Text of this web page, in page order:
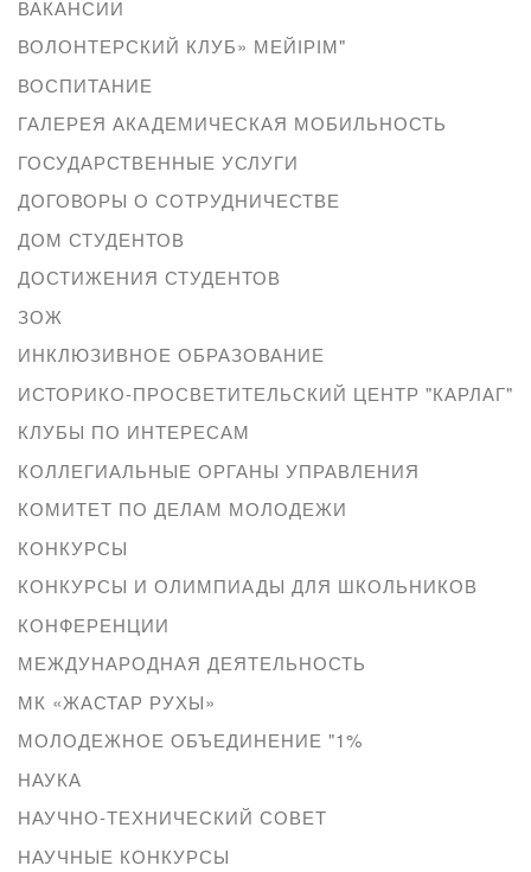
ВАКАНСИИ
ВОЛОНТЕРСКИЙ КЛУБ» МЕЙІРІМ"
ВОСПИТАНИЕ
ГАЛЕРЕЯ АКАДЕМИЧЕСКАЯ МОБИЛЬНОСТЬ
ГОСУДАРСТВЕННЫЕ УСЛУГИ
ДОГОВОРЫ О СОТРУДНИЧЕСТВЕ
ДОМ СТУДЕНТОВ
ДОСТИЖЕНИЯ СТУДЕНТОВ
ЗОЖ
ИНКЛЮЗИВНОЕ ОБРАЗОВАНИЕ
ИСТОРИКО-ПРОСВЕТИТЕЛЬСКИЙ ЦЕНТР "КАРЛАГ"
КЛУБЫ ПО ИНТЕРЕСАМ
КОЛЛЕГИАЛЬНЫЕ ОРГАНЫ УПРАВЛЕНИЯ
КОМИТЕТ ПО ДЕЛАМ МОЛОДЕЖИ
КОНКУРСЫ
КОНКУРСЫ И ОЛИМПИАДЫ ДЛЯ ШКОЛЬНИКОВ
КОНФЕРЕНЦИИ
МЕЖДУНАРОДНАЯ ДЕЯТЕЛЬНОСТЬ
МК «ЖАСТАР РУХЫ»
МОЛОДЕЖНОЕ ОБЪЕДИНЕНИЕ "1%
НАУКА
НАУЧНО-ТЕХНИЧЕСКИЙ СОВЕТ
НАУЧНЫЕ КОНКУРСЫ